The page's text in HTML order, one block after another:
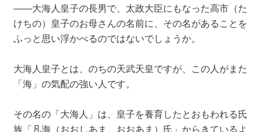
――大海人皇子の長男で、太政大臣にもなった高市（た
けちの）皇子のお母さんの名前に、その名があることを
ふっと思い浮かべるのではないでしょうか。
大海人皇子とは、のちの天武天皇ですが、この人がまた
「海」の気配の強い人です。
その名の「大海人」は、皇子を養育したとおもわれる氏
族「凡海（おおしあま、おおあま）氏」からきているよ